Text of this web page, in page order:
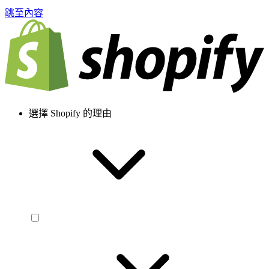
跳至內容
選擇 Shopify 的理由